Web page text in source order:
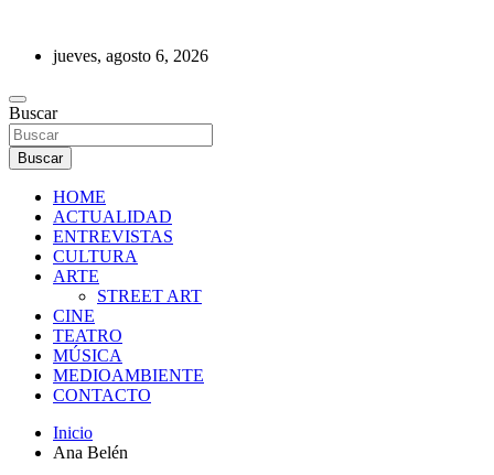
contenidojueves, agosto 6, 2026
REVISTA DE PRENSA
Buscar
Buscar
HOME
ACTUALIDAD
ENTREVISTAS
CULTURA
ARTE
STREET ART
CINE
TEATRO
MÚSICA
MEDIOAMBIENTE
CONTACTO
Inicio
Ana Belén